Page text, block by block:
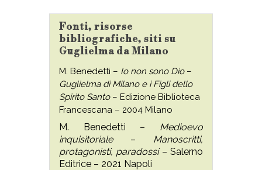
Fonti, risorse
bibliografiche, siti su
Guglielma da Milano
M. Benedetti – Io non sono Dio–
Guglielma di Milano e i Figli dello
Spirito Santo– Edizione Biblioteca
Francescana – 2004 Milano
M. Benedetti – Medioevo
inquisitoriale– Manoscritti,
protagonisti, paradossi– Salerno
Editrice – 2021 Napoli